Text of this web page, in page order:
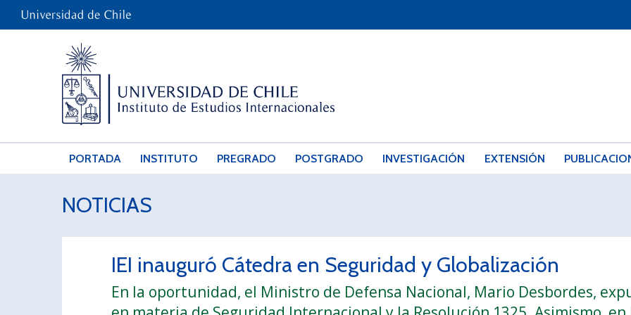
PORTADA INSTITUTO PREGRADO POSTGRADO INVESTIGACIÓN EXTENSIÓN
NOTICIAS
IEI inauguró Cátedra en Seguridad y Globalización
En la oportunidad, el Ministro de Defensa Nacional, Mario Desbordes,